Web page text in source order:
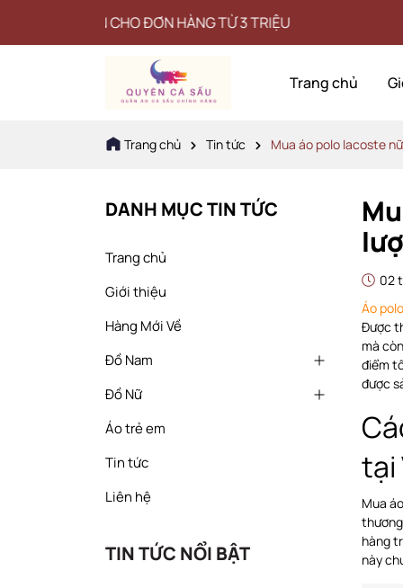
HÀNG TỪ 3 TRIỆU
Trang chủ
Trang chủ Tin tức Mua áo polo lacoste
DANH MỤC TIN TỨC
Trang chủ
Giới thiệu
Hàng Mới Về
Đồ Nam
Đồ Nữ
Áo trẻ em
Tin tức
Liên hệ
TIN TỨC NỔI BẬT
02
Áo
Được
mà
điểm
được
tại
Mua
hàng
này